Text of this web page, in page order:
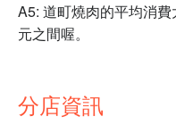
A5: 道町燒肉的平均消
元之間喔。
分店資訊